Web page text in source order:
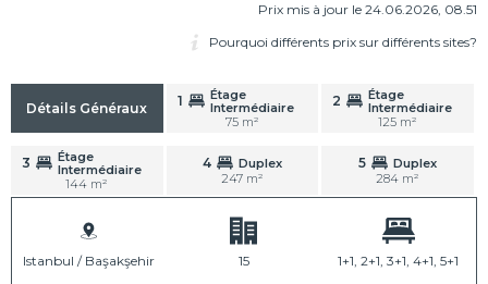
Prix mis à jour le 24.06.2026, 08.51
Pourquoi différents prix sur différents sites?
Détails Généraux 1
Étage
Intermédiaire
75 m²
2
Étage
Intermédiaire
125 m²
3
Étage
Intermédiaire
144 m²
4
Duplex
247 m²
5
Duplex
284 m²
Istanbul / Başakşehir 15 1+1, 2+1, 3+1, 4+1, 5+1